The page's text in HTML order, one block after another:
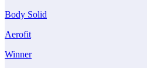
Body Solid
Aerofit
Winner